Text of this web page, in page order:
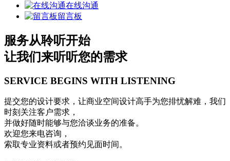
在线沟通
留言板
服务从聆听开始
让我们来听听您的需求
SERVICE BEGINS WITH LISTENING
提交您的设计要求，让商业空间设计高手为您排忧解难，我们
时刻关注客户需求，
并做好随时能够与您洽谈业务的准备。
欢迎您来电咨询，
索取专业资料或者预约见面时间。